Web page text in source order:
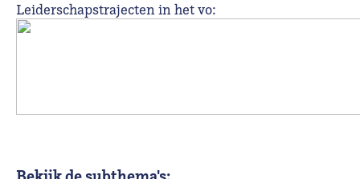
Leiderschapstrajecten in het vo: